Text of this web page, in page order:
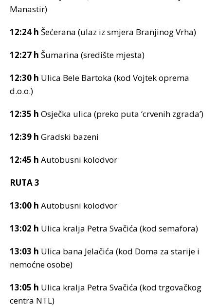
Manastir)
12:24 h Šećerana (ulaz iz smjera Branjinog Vrha)
12:27 h Šumarina (središte mjesta)
12:30 h Ulica Bele Bartoka (kod Vojtek oprema
d.o.o.)
12:35 h Osječka ulica (preko puta ‘crvenih zgrada’)
12:39 h Gradski bazeni
12:45 h Autobusni kolodvor
RUTA 3
13:00 h Autobusni kolodvor
13:02 h Ulica kralja Petra Svačića (kod semafora)
13:03 h Ulica bana Jelačića (kod Doma za starije i
nemoćne osobe)
13:05 h Ulica kralja Petra Svačića (kod trgovačkog
centra NTL)